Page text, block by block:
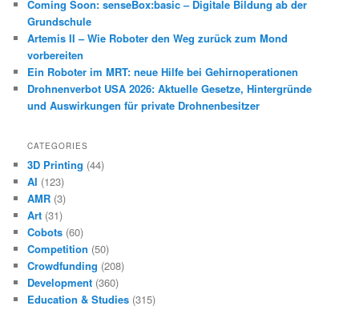
Coming Soon: senseBox:basic – Digitale Bildung ab der
Grundschule
Artemis II – Wie Roboter den Weg zurück zum Mond
vorbereiten
Ein Roboter im MRT: neue Hilfe bei Gehirnoperationen
Drohnenverbot USA 2026: Aktuelle Gesetze, Hintergründe
und Auswirkungen für private Drohnenbesitzer
CATEGORIES
3D Printing (44)
AI (123)
AMR (3)
Art (31)
Cobots (60)
Competition (50)
Crowdfunding (208)
Development (360)
Education & Studies (315)